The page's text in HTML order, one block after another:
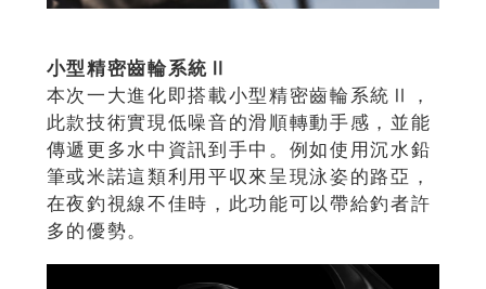
小型精密齒輪系統Ⅱ
本次一大進化即搭載小型精密齒輪系統Ⅱ，
此款技術實現低噪音的滑順轉動手感，並能
傳遞更多水中資訊到手中。例如使用沉水鉛
筆或米諾這類利用平収來呈現泳姿的路亞，
在夜釣視線不佳時，此功能可以帶給釣者許
多的優勢。